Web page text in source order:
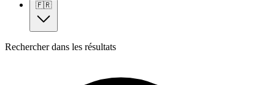
🇫🇷
Rechercher dans les résultats